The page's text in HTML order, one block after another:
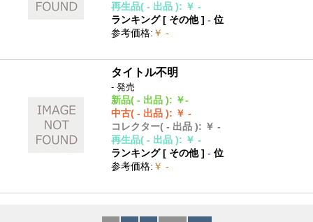
再生品( - 出品 ): ￥ -
ランキング [ その他]- 位
参考価格: ￥ -
タイトル不明
- 発売
新品( - 出品 ): ￥-
中古( - 出品 ): ￥ -
コレクター( - 出品 ): ￥ -
再生品( - 出品 ): ￥ -
ランキング [ その他]- 位
参考価格: ￥ -